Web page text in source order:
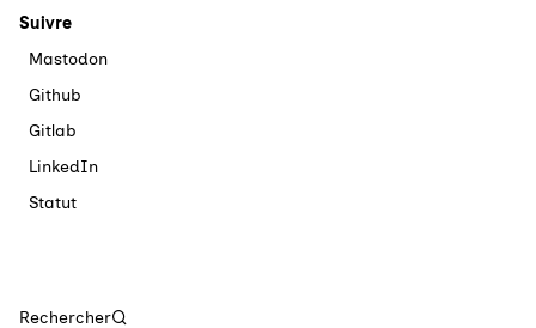
Suivre
Mastodon
Github
Gitlab
LinkedIn
Statut
Rechercher